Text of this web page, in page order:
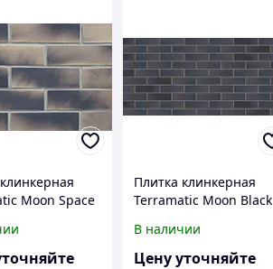
Moon Space
бежевая, луна
Плитка клинкерная
Terramatic Moon Black
240x71x14 мм, черная,
луна
В наличии
Цену уточняйте